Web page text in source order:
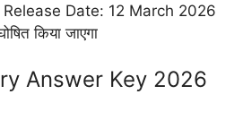
Date: 12 March 2026
किया जाएगा
Answer Key 2026